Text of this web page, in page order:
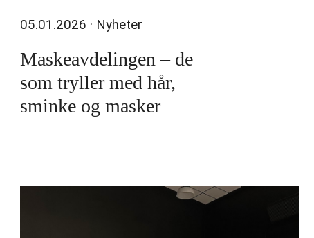
05.01.2026 · Nyheter
Maskeavdelingen – de
som tryller med hår,
sminke og masker